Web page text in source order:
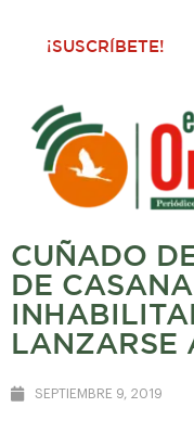
¡SUSCRÍBETE!
CUÑADO
DE
LANZARSE
SEPTIEMBRE 9, 2019